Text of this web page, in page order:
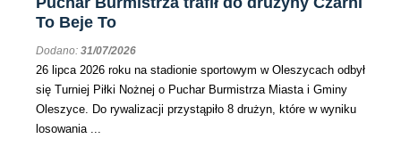
To Beje To
Dodano: 31/07/2026
26 lipca 2026 roku na stadionie sportowym w Oleszycach odbył
się Turniej Piłki Nożnej o Puchar Burmistrza Miasta i Gminy
Oleszyce. Do rywalizacji przystąpiło 8 drużyn, które w wyniku
losowania ...